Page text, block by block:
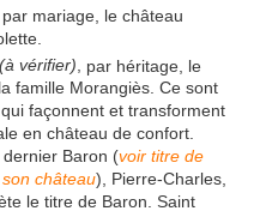
mariage, le château
(à vérifier), par héritage, le
famille Morangiès. Ce sont
façonnent et transforment
en château de confort.
Baron (voir titre de
château), Pierre-Charles,
le titre de Baron. Saint